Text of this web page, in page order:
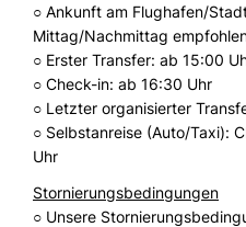
○ Ankunft am Flughafen/
Mittag/Nachmittag
○ Erster Transfer: ab 15:00
○ Check-in: ab 16:30 Uhr
○ Letzter organisierter
○ Selbstanreise (Auto/Taxi):
Uhr
Stornierungsbedingungen
○ Unsere